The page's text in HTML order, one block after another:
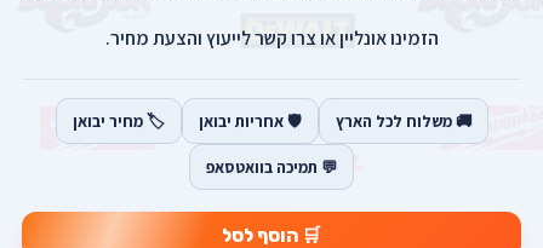
הזמינו אונליין או צרו קשר לייעוץ והצעת מחיר.
🚚 משלוח לכל הארץ 🛡️ אחריות יבואן 🏷️ מחיר יבואן
💬 תמיכה בוואטסאפ
🛒 הוסף לסל